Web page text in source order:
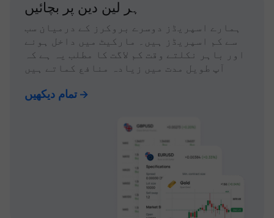
ہر لین دین پر بچائیں
ہمارے اسپریڈز دوسرے بروکرز کے درمیان سب
سے کم اسپریڈز ہیں۔ مارکیٹ میں داخل ہونے
اور باہر نکلتے وقت کم لاگت کا مطلب یہ ہے کہ
آپ طویل مدت میں زیادہ منافع کماتے ہیں
تمام دیکھیں